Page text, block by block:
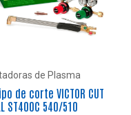
de Plasma
de corte VICTOR CUT
ST400C 540/510